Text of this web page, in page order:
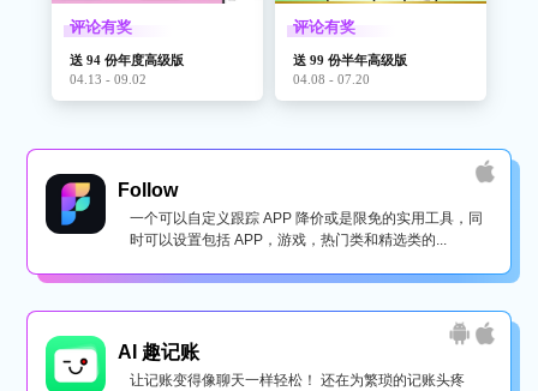
评论有奖
送 94 份年度高级版
04.13 - 09.02
评论有奖
送 99 份半年高级版
04.08 - 07.20
Follow
一个可以自定义跟踪 APP 降价或是限免的实用工具，同
时可以设置包括 APP，游戏，热门类和精选类的...
AI 趣记账
让记账变得像聊天一样轻松！ 还在为繁琐的记账头疼